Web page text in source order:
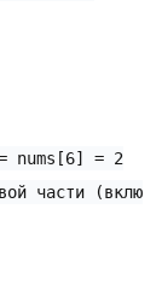
nums[6] = 2
части